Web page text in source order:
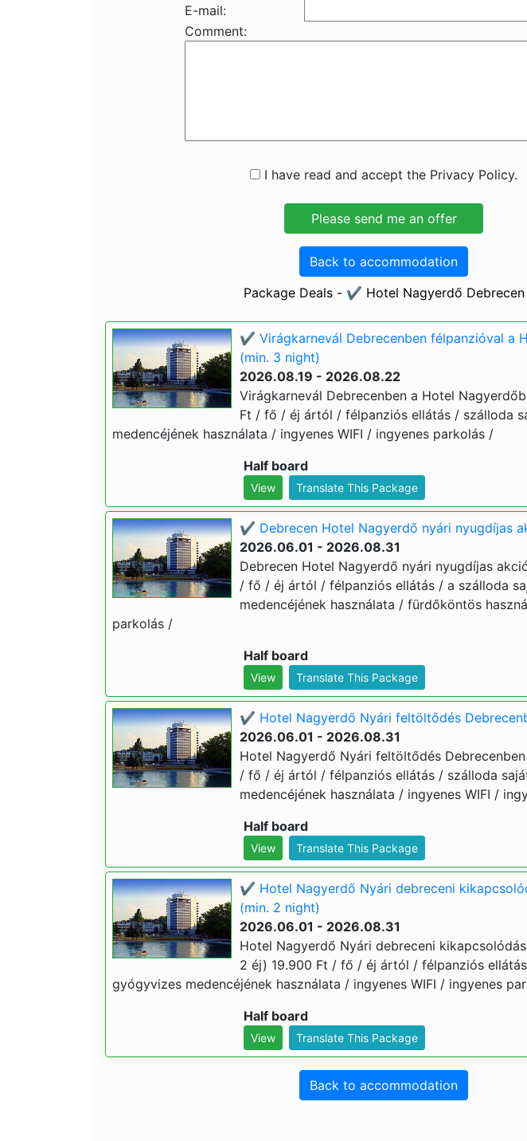
E-mail:
Comment:
I have read and accept the Privacy Policy.
Back to accommodation
Package Deals - ✔️ Hotel Nagyerdő Debrecen
✔️ Virágkarnevál Debrecenben félpanzióval a
(min. 3 night)
2026.08.19 - 2026.08.22
Virágkarnevál Debrecenben a Hotel
Ft / fő / éj ártól / félpanziós ellátás / szálloda
medencéjének használata / ingyenes WIFI / ingyenes parkolás /
Half board
View Translate This Package
✔️ Debrecen Hotel Nagyerdő nyári nyugdíjas
2026.06.01 - 2026.08.31
Debrecen Hotel Nagyerdő nyári nyugdíjas
/ fő / éj ártól / félpanziós ellátás / a szálloda
medencéjének használata / fürdőköntös
parkolás /
Half board
View Translate This Package
✔️ Hotel Nagyerdő Nyári feltöltődés
2026.06.01 - 2026.08.31
Hotel Nagyerdő Nyári feltöltődés
/ fő / éj ártól / félpanziós ellátás / szálloda
medencéjének használata / ingyenes WIFI /
Half board
View Translate This Package
✔️ Hotel Nagyerdő Nyári debreceni
(min. 2 night)
2026.06.01 - 2026.08.31
Hotel Nagyerdő Nyári debreceni
2 éj) 19.900 Ft / fő / éj ártól / félpanziós
gyógyvizes medencéjének használata / ingyenes WIFI / ingyenes
Half board
View Translate This Package
Back to accommodation